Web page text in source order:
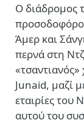
Ο διάδρομος
Άμερ και
περνά στη
«τσαντιανός»
Junaid, μαζί
εταιρίες του
αυτού του